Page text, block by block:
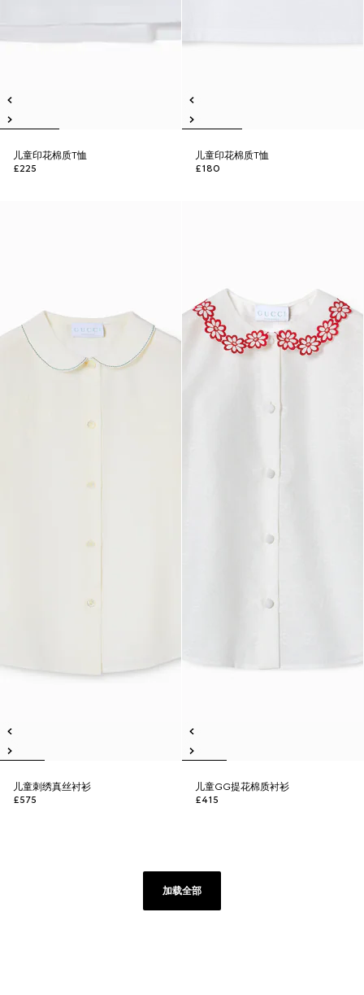
儿童印花棉质T恤
£225
儿童印花棉质T恤
£180
儿童刺绣真丝衬衫
£575
儿童GG提花棉质衬衫
£415
加载全部